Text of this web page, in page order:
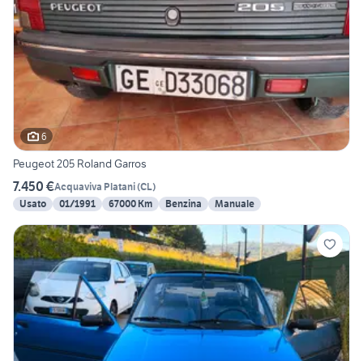
6
Peugeot 205 Roland Garros
7.450 €Acquaviva Platani(CL)
Usato
01/1991 67000 Km Benzina Manuale